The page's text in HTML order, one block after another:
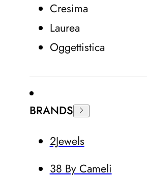
Cresima
Laurea
Oggettistica
BRANDS
2Jewels
38 By Cameli